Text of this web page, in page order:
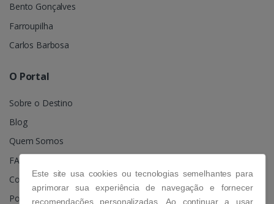
Bento Gonçalves
Farroupilha
Carlos Barbosa
O Portal
Sobre o Destino
Blog
Quem Somos
FAQ
Contato
Política de Privacidade
Este site usa cookies ou tecnologias semelhantes para
aprimorar sua experiência de navegação e fornecer
recomendações personalizadas. Ao continuar a usar